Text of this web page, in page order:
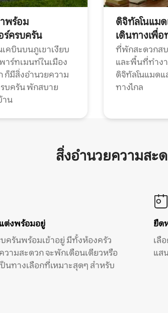
พร้อม
ร์ครบครัน
เคบินบนภูเขาเงียบ
าร์ทเมนท์ในเมือง
ก็มีสิ่งอำนวยความ
บครัน พักสบาย
าน
ดิจิทัลโนแม
เดินทางเพื่อ
ที่พักสะดวกส
และพื้นที่ทำง
ดิจิทัลโนแมด
ทางไกล
สิ่งอำนวยความสะ
ต่งพร้อมอยู่
บครันพร้อมเข้าอยู่ มีทั้งห้องครัว
วามสะดวก จะพักเดือนเดียวหรือ
ป็นทางเลือกที่เหมาะสุดๆ สำหรับ
ยืด
เลื
แส